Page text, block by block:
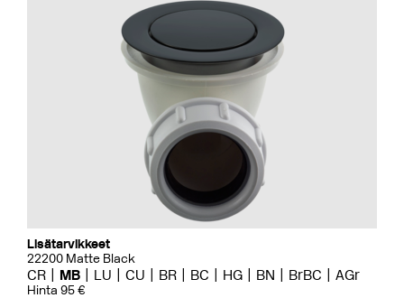
Lisätarvikkeet
22200 Matte Black
CR MB LU CU BR BC HG BN BrBC AGr
Hinta 95 €